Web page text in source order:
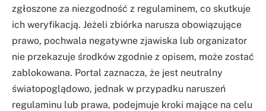
zgłoszone za niezgodność z regulaminem, co skutkuje
ich weryfikacją. Jeżeli zbiórka narusza obowiązujące
prawo, pochwala negatywne zjawiska lub organizator
nie przekazuje środków zgodnie z opisem, może zostać
zablokowana. Portal zaznacza, że jest neutralny
światopoglądowo, jednak w przypadku naruszeń
regulaminu lub prawa, podejmuje kroki mające na celu